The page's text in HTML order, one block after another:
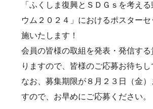
「ふくしま復興とＳＤＧｓを考え
ウム２０２４」におけるポスター
施いたします！
会員の皆様の取組を発表・発信す
りますので、皆様のご応募お待ちし
なお、募集期限が８月２３日（金）
すので、お早めにご応募ください。